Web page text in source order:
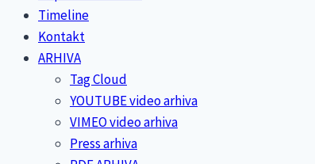
Timeline
Kontakt
ARHIVA
Tag Cloud
YOUTUBE video arhiva
VIMEO video arhiva
Press arhiva